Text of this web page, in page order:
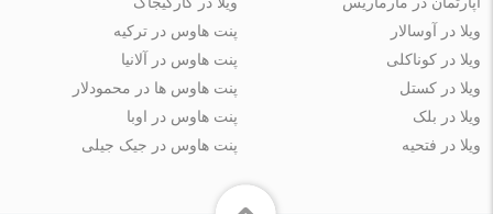
ویلا در آوسالار
ویلا در کوناکلی
ویلا در کستل
ویلا در بلک
ویلا در فتحیه
پنت هاوس در ترکیه
پنت هاوس در آلانیا
پنت هاوس ها در محمودلار
پنت هاوس در اوبا
پنت هاوس در جیک جیلی